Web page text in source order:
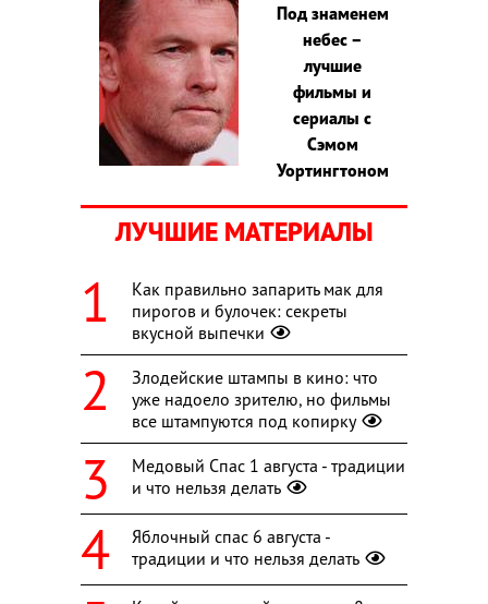
Под знаменем
небес –
лучшие
фильмы и
сериалы с
Сэмом
Уортингтоном
ЛУЧШИЕ МАТЕРИАЛЫ
Как правильно запарить мак для
пирогов и булочек: секреты
вкусной выпечки
Злодейские штампы в кино: что
уже надоело зрителю, но фильмы
все штампуются под копирку
Медовый Спас 1 августа - традиции
и что нельзя делать
Яблочный спас 6 августа -
традиции и что нельзя делать